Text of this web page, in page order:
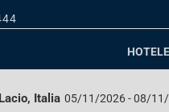
Italia 05/11/2026-08/